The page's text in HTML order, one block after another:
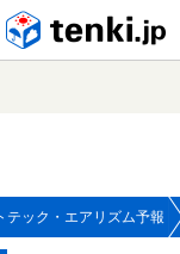
テック・エアリズム予報